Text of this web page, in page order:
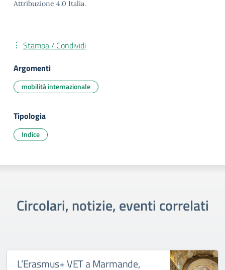
Attribuzione 4.0 Italia.
Stampa / Condividi
Argomenti
mobilità internazionale
Tipologia
Indice
Circolari, notizie, eventi correlati
L’Erasmus+ VET a Marmande,